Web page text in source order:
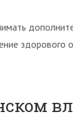
здорового